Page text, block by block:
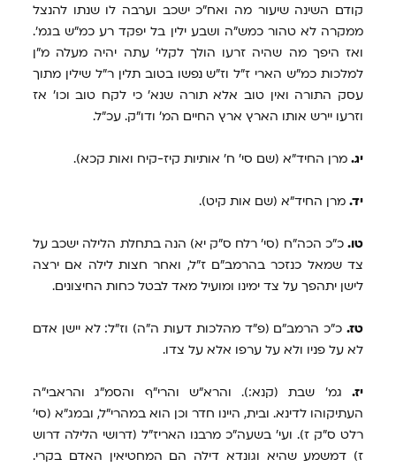
קודם השינה שיעור מה ואח"כ ישכב וערבה לו שנתו להנצל
ממקרה לא טהור כמש"ה ושבע ילין בל יפקד רע כמ"ש בגמ'.
ואז היפך מה שהיה זרעו הולך לקלי' עתה יהיה מעלה מ"ן
למלכות כמ"ש הארי ז"ל וז"ש נפשו בטוב תלין ר"ל שילין מתוך
עסק התורה ואין טוב אלא תורה שנא' כי לקח טוב וכו' אז
וזרעו יירש אותו הארץ ארץ החיים המ' ודו"ק. עכ"ל.
יג. מרן החיד"א (שם סי' ח' אותיות קיז-קיח ואות קכא).
יד. מרן החיד"א (שם אות קיט).
טו. כ"כ הכה"ח (סי' רלח ס"ק יא) הנה בתחלת הלילה ישכב על
צד שמאל כנזכר בהרמב"ם ז"ל, ואחר חצות לילה אם ירצה
לישן יתהפך על צד ימינו ומועיל מאד לבטל כחות החיצונים.
טז. כ"כ הרמב"ם (פ"ד מהלכות דעות ה"ה) וז"ל: לא יישן אדם
לא על פניו ולא על ערפו אלא על צדו.
יז. גמ' שבת (קנא:). והרא"ש והרי"ף והסמ"ג והראבי"ה
העתיקוהו לדינא. ובית, היינו חדר וכן הוא במהרי"ל, ובמג"א (סי'
רלט ס"ק ז). ועי' בשעה"כ מרבנו האריז"ל (דרושי הלילה דרוש
ז) דמשמע שהיא וגונדא דילה הם המחטיאין האדם בקרי.